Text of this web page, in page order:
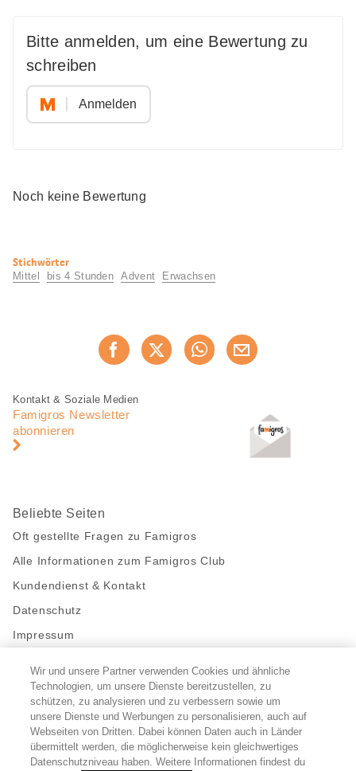
Bitte anmelden, um eine Bewertung zu
schreiben
Anmelden
Noch keine Bewertung
Nützliche
Informationen
Stichwörter
Mittel bis 4 Stunden Advent Erwachsen
Jetzt weiterempfehlen
Fusszeile
Fusszeile
Navigation
Kontakt & Soziale Medien
Famigros Newsletter
abonnieren
Beliebte Seiten
Oft gestellte Fragen zu Famigros
Alle Informationen zum Famigros Club
Kundendienst & Kontakt
Datenschutz
Impressum
Bleibe mit uns in Kontakt
Facebook
https://twitter.com/migros
https://www.youtube.com/user/
PinterestInstagram
Cookie-Einstellungen
Wir und unsere Partner verwenden Cookies und ähnliche
Technologien, um unsere Dienste bereitzustellen, zu
schützen, zu analysieren und zu verbessern sowie um
unsere Dienste und Werbungen zu personalisieren, auch auf
Webseiten von Dritten. Dabei können Daten auch in Länder
übermittelt werden, die möglicherweise kein gleichwertiges
Datenschutzniveau haben. Weitere Informationen findest du